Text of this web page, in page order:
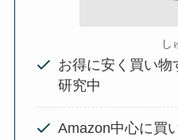
し
お得に安く買い物
研究中
Amazon中心に買